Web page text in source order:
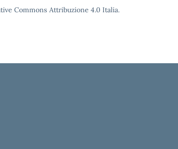
Commons Attribuzione 4.0 Italia.